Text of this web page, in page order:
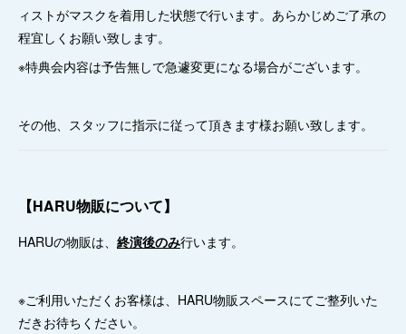
ィストがマスクを着用した状態で行います。あらかじめご了承の
程宜しくお願い致します。
※特典会内容は予告無しで急遽変更になる場合がございます。
その他、スタッフに指示に従って頂きます様お願い致します。
【HARU物販について】
HARUの物販は、 終演後のみ行います。
※ご利用いただくお客様は、HARU物販スペースにてご整列いた
だきお待ちください。